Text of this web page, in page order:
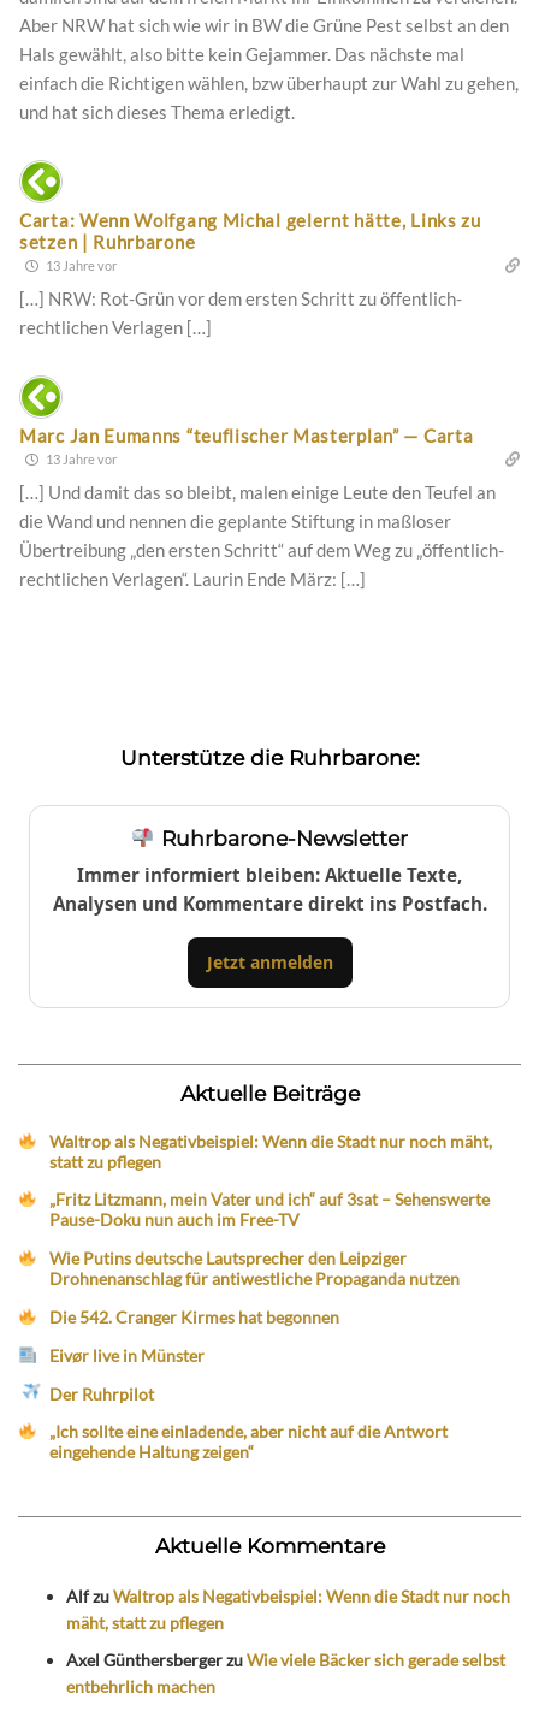
Aber NRW hat sich wie wir in BW die Grüne Pest selbst an den
Hals gewählt, also bitte kein Gejammer. Das nächste mal
einfach die Richtigen wählen, bzw überhaupt zur Wahl zu gehen,
und hat sich dieses Thema erledigt.
Carta: Wenn Wolfgang Michal gelernt hätte, Links zu
setzen | Ruhrbarone
13 Jahre vor
[…] NRW: Rot-Grün vor dem ersten Schritt zu öffentlich-
rechtlichen Verlagen […]
Marc Jan Eumanns “teuflischer Masterplan” — Carta
13 Jahre vor
[…] Und damit das so bleibt, malen einige Leute den Teufel an
die Wand und nennen die geplante Stiftung in maßloser
Übertreibung „den ersten Schritt“ auf dem Weg zu „öffentlich-
rechtlichen Verlagen“. Laurin Ende März: […]
Unterstütze die Ruhrbarone:
Ruhrbarone-Newsletter
Immer informiert bleiben: Aktuelle Texte,
Analysen und Kommentare direkt ins Postfach.
Jetzt anmelden
Aktuelle Beiträge
Waltrop als Negativbeispiel: Wenn die Stadt nur noch mäht,
statt zu pflegen
„Fritz Litzmann, mein Vater und ich“ auf 3sat – Sehenswerte
Pause-Doku nun auch im Free-TV
Wie Putins deutsche Lautsprecher den Leipziger
Drohnenanschlag für antiwestliche Propaganda nutzen
Die 542. Cranger Kirmes hat begonnen
Eivør live in Münster
Der Ruhrpilot
„Ich sollte eine einladende, aber nicht auf die Antwort
eingehende Haltung zeigen“
Aktuelle Kommentare
AlfzuWaltrop als Negativbeispiel: Wenn die Stadt nur noch
mäht, statt zu pflegen
Axel GünthersbergerzuWie viele Bäcker sich gerade selbst
entbehrlich machen